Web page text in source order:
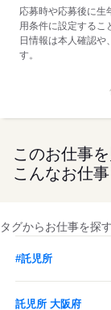
応募時や応募後に生
用条件に設定するこ
日情報は本人確認や
す。
このお仕事
こんなお仕
タグからお仕事を探す
#託児所
託児所 大阪府